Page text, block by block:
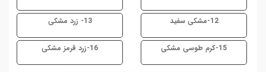
12-مشکی سفید 13- زرد مشکی
15-کرم طوسی مشکی 16-زرد قرمز مشکی